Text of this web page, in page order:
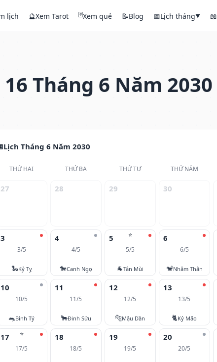
lịch 🔮Xem Tarot 🃏Xem quẻ 📝Blog 📅Lịch tháng▼ 📖
Tháng 6 Năm 2030
Lịch Tháng 6 Năm 2030
THỨ HAI THỨ BA THỨ TƯ THỨ NĂM
27 28 29 30
3
3/5
🐍Kỷ Tỵ
4
4/5
🐎Canh Ngọ
⭐
5
5/5
🐐Tân Mùi
6
6/5
🐒Nhâm Thân
10
10/5
🐀Bính Tý
11
11/5
🐂Đinh Sửu
12
12/5
🐅Mậu Dần
13
13/5
🐈Kỷ Mão
⭐
17
17/5
18
18/5
19
19/5
20
20/5